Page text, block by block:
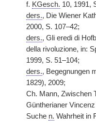
f. KGesch. 10, 1991,
ders., Die Wiener
2000, S. 107–42;
ders., Gli eredi di
della rivoluzione, in:
1999, S. 51–104;
ders., Begegnungen
1829), 2009;
Ch. Mann, Zwischen
Güntherianer
Suche n. Wahrheit in